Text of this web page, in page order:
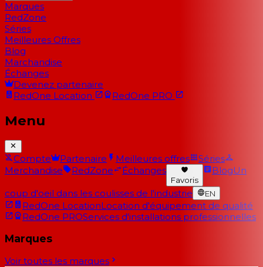
Marques
RedZone
Séries
Meilleures Offres
Blog
Marchandise
Échanges
Devenez partenaire
RedOne Location RedOne PRO
Menu
Compte Partenaire Meilleures offres
Séries
Merchandise
RedZone Échanges
Favoris
BlogUn
coup d'oeil dans les coulisses de l'industrie EN
RedOne LocationLocation d'équipement de qualité
RedOne PROServices d'installations professionnelles
Marques
Voir toutes les marques